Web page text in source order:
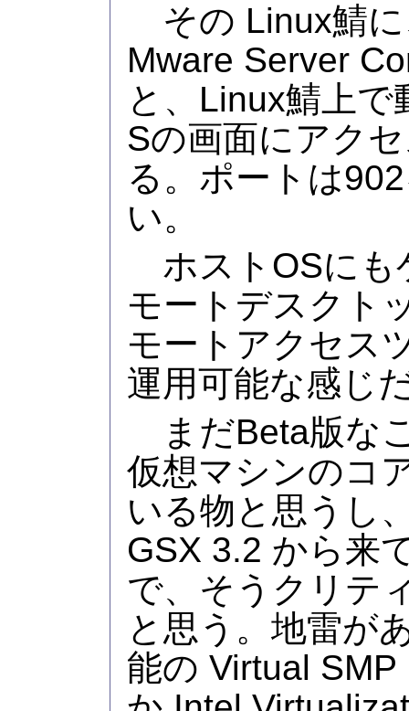
その Linux鯖に
Mware Server
と、Linux鯖上
Sの画面にアク
る。ポートは
い。
ホストOSにも
モートデスクト
モートアクセス
運用可能な感じ
まだBeta版な
仮想マシンのコ
いる物と思うし
GSX 3.2 から来
で、そうクリテ
と思う。地雷が
能の Virtual